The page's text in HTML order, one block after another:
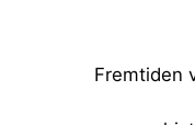
Fremtiden